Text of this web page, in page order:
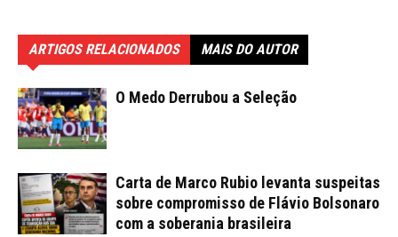
ARTIGOS RELACIONADOS MAIS DO AUTOR
O Medo Derrubou a Seleção
Carta de Marco Rubio levanta suspeitas
sobre compromisso de Flávio Bolsonaro
com a soberania brasileira